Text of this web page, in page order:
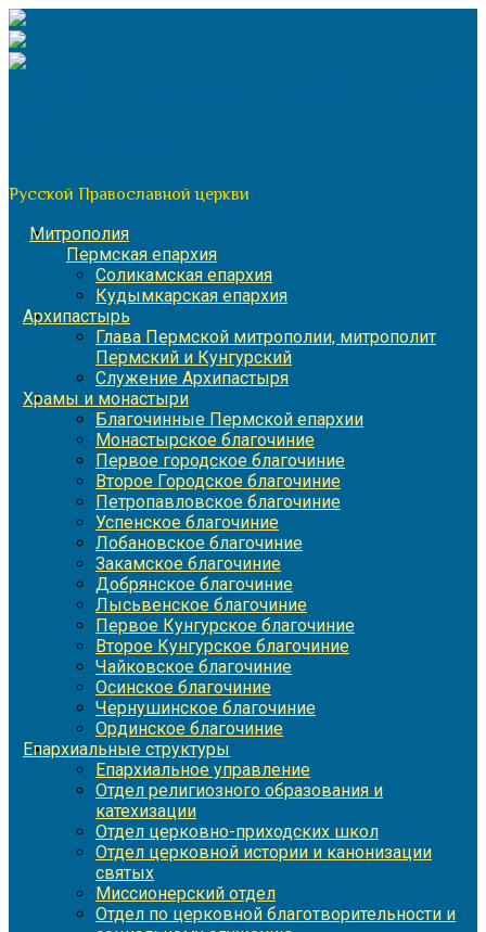
Перейти
к
содержимому
Русской Православной церкви
Митрополия
Пермская епархия
Соликамская епархия
Кудымкарская епархия
Архипастырь
Глава Пермской митрополии, митрополит
Пермский и Кунгурский
Служение Архипастыря
Храмы и монастыри
Благочинные Пермской епархии
Монастырское благочиние
Первое городское благочиние
Второе Городское благочиние
Петропавловское благочиние
Успенское благочиние
Лобановское благочиние
Закамское благочиние
Добрянское благочиние
Лысьвенское благочиние
Первое Кунгурское благочиние
Второе Кунгурское благочиние
Чайковское благочиние
Осинское благочиние
Чернушинское благочиние
Ординское благочиние
Епархиальные структуры
Епархиальное управление
Отдел религиозного образования и
катехизации
Отдел церковно-приходских школ
Отдел церковной истории и канонизации
святых
Миссионерский отдел
Отдел по церковной благотворительности и